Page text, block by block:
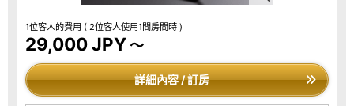
1位客人的費用 ( 2位客人使用1間房間時 )
29,000 JPY～
詳細內容 / 訂房